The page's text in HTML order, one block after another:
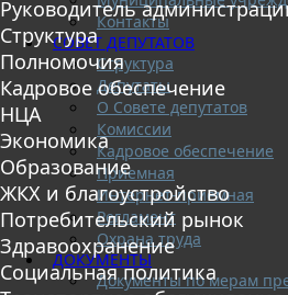
Контакты
СОВЕТ ДЕПУТАТОВ
Структура
Депутаты
О Совете депутатов
Комиссии
Кадровое обеспечение
Приемная
Интернет-приемная
Регламент
Охрана труда
ДОКУМЕНТЫ
Документы по мерам
Руководитель
Структура
Полномочия
Кадровое обеспечение
НЦА
Экономика
Образование
ЖКХ и благоустройство
Потребительский рынок
Здравоохранение
Социальная политика